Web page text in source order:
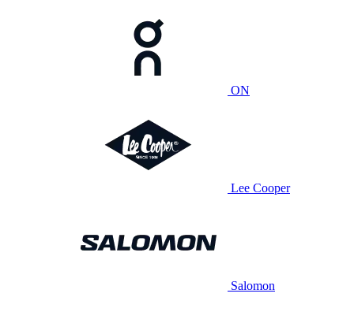
ON
Lee Cooper
Salomon